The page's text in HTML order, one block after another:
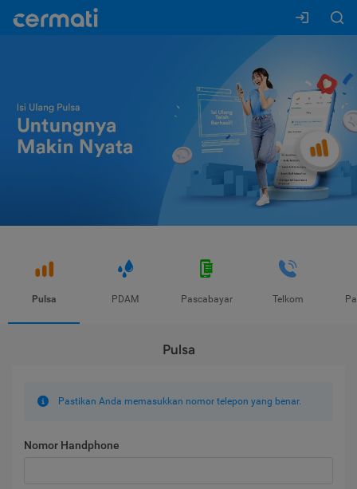
Pulsa PDAM Pascabayar Telkom
Pulsa
Pastikan Anda memasukkan nomor telepon yang benar.
Nomor Handphone